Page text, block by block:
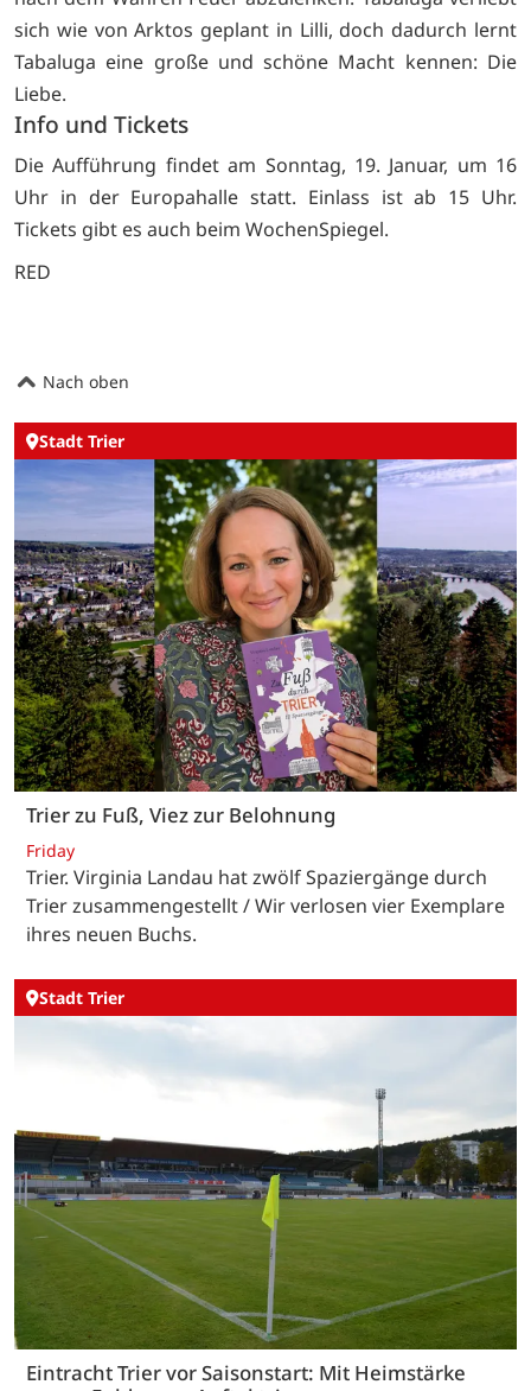
sich wie von Arktos geplant in Lilli, doch dadurch lernt
Tabaluga eine große und schöne Macht kennen: Die
Liebe.
Info und Tickets
Die Aufführung findet am Sonntag, 19. Januar, um 16
Uhr in der Europahalle statt. Einlass ist ab 15 Uhr.
Tickets gibt es auch beim WochenSpiegel.
RED
Nach oben
Stadt Trier
Trier zu Fuß, Viez zur Belohnung
Friday
Trier. Virginia Landau hat zwölf Spaziergänge durch
Trier zusammengestellt / Wir verlosen vier Exemplare
ihres neuen Buchs.
Stadt Trier
Eintracht Trier vor Saisonstart: Mit Heimstärke